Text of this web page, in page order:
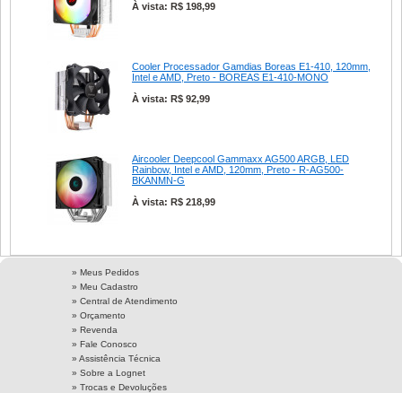
À vista: R$ 198,99
Cooler Processador Gamdias Boreas E1-410, 120mm,
Intel e AMD, Preto - BOREAS E1-410-MONO
À vista: R$ 92,99
Aircooler Deepcool Gammaxx AG500 ARGB, LED
Rainbow, Intel e AMD, 120mm, Preto - R-AG500-
BKANMN-G
À vista: R$ 218,99
» Meus Pedidos
» Meu Cadastro
» Central de Atendimento
» Orçamento
» Revenda
» Fale Conosco
» Assistência Técnica
» Sobre a Lognet
» Trocas e Devoluções